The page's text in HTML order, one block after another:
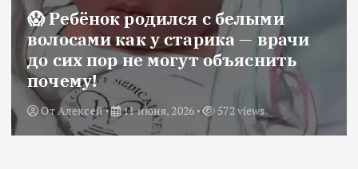
😱 Ребёнок родился с белыми
волосами как у старика — врачи
до сих пор не могут объяснить
почему!
От Алексей 11 июня, 2026 572 views